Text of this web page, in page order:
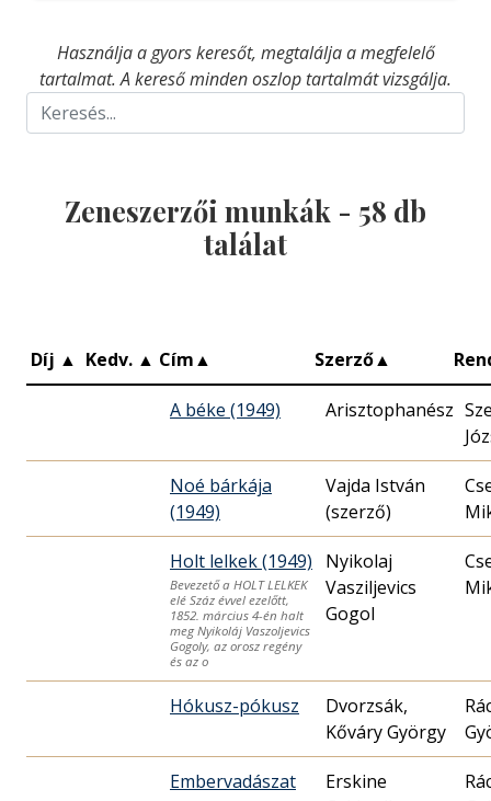
Használja a gyors keresőt, megtalálja a megfelelő
tartalmat. A kereső minden oszlop tartalmát vizsgálja.
Zeneszerzői munkák - 58 db
találat
Díj ▲ Kedv. ▲ Cím▲ Szerző▲
A béke (1949)
Noé bárkája
(1949)
Vajda István
(szerző)
Holt lelkek (1949)
Bevezető a HOLT LELKEK
elé Száz évvel ezelőtt,
1852. március 4-én halt
meg Nyikoláj Vaszoljevics
Gogoly, az orosz regény
és az o
Nyikolaj
Vasziljevics
Gogol
Hókusz-pókusz
Dvorzsák,
Kőváry György
Embervadászat
Erskine